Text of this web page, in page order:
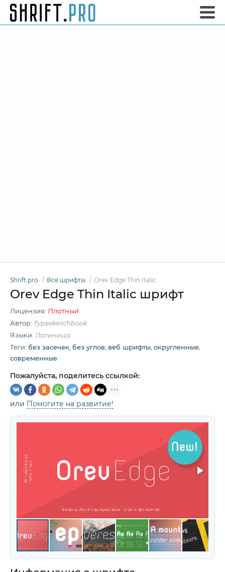
Shrift.pro Все шрифты Orev Edge Thin Italic
Orev Edge Thin Italic шрифт
Лицензия: Платный
Автор: Typesketchbook
Языки: Латиница
Теги: без засечек без углов веб шрифты округленные
современные
Пожалуйста, поделитесь ссылкой:
или Помогите на развитие!